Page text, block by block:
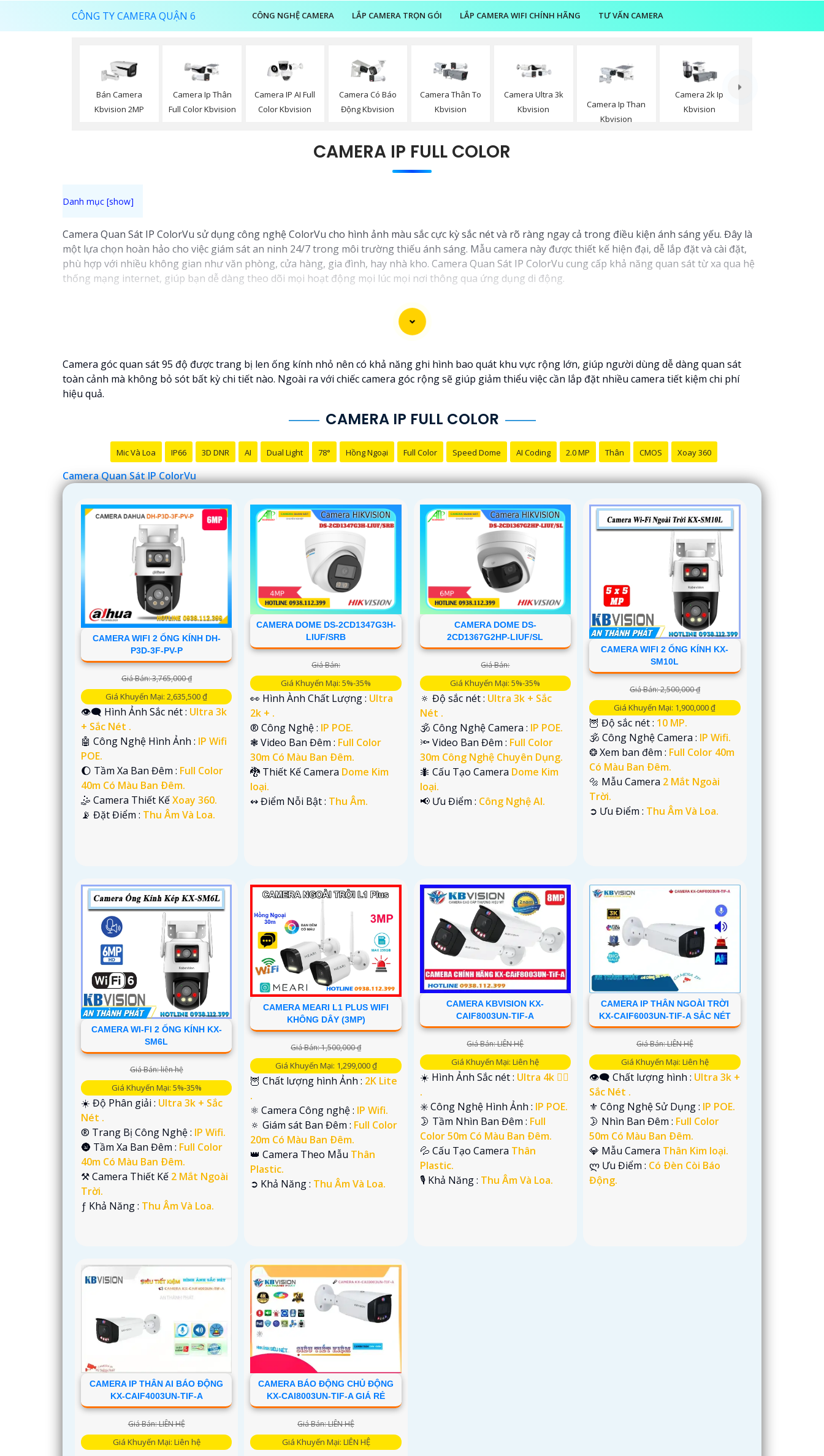
CÔNG TY CAMERA QUẬN 6 CÔNG NGHỆ CAMERA LẮP CAMERA TRỌN GÓI LẮP CAMERA WIFI CHÍNH HÃNG TƯ VẤN CAMERA
Bán Camera
Kbvision 2MP
Camera Ip Thân
Full Color Kbvision
Camera IP AI Full
Color Kbvision
Camera Có Báo
Động Kbvision
Camera Thân To
Kbvision
Camera Ultra 3k
Kbvision
Camera Ip Than
Kbvision
Camera 2k Ip
Kbvision
CAMERA IP FULL COLOR
Camera Quan Sát IP ColorVu sử dụng công nghệ ColorVu cho hình ảnh màu sắc cực kỳ sắc nét và rõ ràng ngay cả trong điều kiện ánh sáng yếu. Đây là
một lựa chọn hoàn hảo cho việc giám sát an ninh 24/7 trong môi trường thiếu ánh sáng. Mẫu camera này được thiết kế hiện đại, dễ lắp đặt và cài đặt,
phù hợp với nhiều không gian như văn phòng, cửa hàng, gia đình, hay nhà kho. Camera Quan Sát IP ColorVu cung cấp khả năng quan sát từ xa qua hệ
thống mạng internet, giúp bạn dễ dàng theo dõi mọi hoạt động mọi lúc mọi nơi thông qua ứng dụng di động.
Camera góc quan sát 95 độ được trang bị len ống kính nhỏ nên có khả năng ghi hình bao quát khu vực rộng lớn, giúp người dùng dễ dàng quan sát
toàn cảnh mà không bỏ sót bất kỳ chi tiết nào. Ngoài ra với chiếc camera góc rộng sẽ giúp giảm thiểu việc cần lắp đặt nhiều camera tiết kiệm chi phí
hiệu quả.
CAMERA IP FULL COLOR
Mic Và Loa IP66 3D DNR AI Dual Light 78° Hồng Ngoại Full Color Speed Dome AI Coding 2.0 MP Thân CMOS Xoay 360
Camera Quan Sát IP ColorVu
CAMERA WIFI 2 ỐNG KÍNH DH-
P3D-3F-PV-P
Giá Bán: 3,765,000 ₫
Giá Khuyến Mại: 2,635,500 ₫
👁️‍🗨 Hình Ảnh Sắc nét : Ultra 3k
+ Sắc Nét .
🤖️ Công Nghệ Hình Ảnh : IP Wifi
POE.
🌔 Tầm Xa Ban Đêm : Full Color
40m Có Màu Ban Ðêm.
🤹 Camera Thiết KếXoay 360.
️📡 Đặt Điểm : Thu Âm Và Loa.
CAMERA DOME DS-2CD1347G3H-
LIUF/SRB
Giá Bán:
Giá Khuyến Mại: 5%-35%
👀 Hình Ành Chất Lượng : Ultra
2k + .
®️ Công Nghệ : IP POE.
❃ Video Ban Đêm : Full Color
30m Có Màu Ban Ðêm.
🐉️ Thiết Kế Camera Dome Kim
loại.
️↭ Điểm Nỗi Bật : Thu Âm.
CAMERA DOME DS-
2CD1367G2HP-LIUF/SL
Giá Bán:
Giá Khuyến Mại: 5%-35%
🔅 Độ sắc nét : Ultra 3k + Sắc
Nét .
🕉️ Công Nghệ Camera : IP POE.
🔦 Video Ban Đêm : Full Color
30m Công Nghệ Chuyên Dụng.
🐜 Cấu Tạo Camera Dome Kim
loại.
️📢 Ưu Điểm : Công Nghệ AI.
CAMERA WIFI 2 ỐNG KÍNH KX-
SM10L
Giá Bán: 2,500,000 ₫
Giá Khuyến Mại: 1,900,000 ₫
🦉 Độ sắc nét : 10 MP.
🕉️ Công Nghệ Camera : IP Wifi.
❂ Xem ban đêm : Full Color 40m
Có Màu Ban Ðêm.
🔩 Mẫu Camera 2 Mắt Ngoài
Trời.
️➲ Ưu Điểm : Thu Âm Và Loa.
CAMERA WI-FI 2 ỐNG KÍNH KX-
SM6L
Giá Bán: liên hệ
Giá Khuyến Mại: 5%-35%
☀️ Độ Phân giải : Ultra 3k + Sắc
Nét .
®️ Trang Bị Công Nghệ : IP Wifi.
🌚 Tầm Xa Ban Đêm : Full Color
40m Có Màu Ban Ðêm.
⚒ Camera Thiết Kế 2 Mắt Ngoài
Trời.
️ƒ Khả Năng : Thu Âm Và Loa.
CAMERA MEARI L1 PLUS WIFI
KHÔNG DÂY (3MP)
Giá Bán: 1,500,000 ₫
Giá Khuyến Mại: 1,299,000 ₫
🦉 Chất lượng hình Ảnh : 2K Lite
.
⚛️ Camera Công nghệ : IP Wifi.
🔅 Giám sát Ban Đêm : Full Color
20m Có Màu Ban Ðêm.
👑 Camera Theo Mẫu Thân
Plastic.
️➲ Khả Năng : Thu Âm Và Loa.
CAMERA KBVISION KX-
CAIF8003UN-TIF-A
Giá Bán: LIÊN HỆ
Giá Khuyến Mại: Liên hệ
☀️ Hình Ảnh Sắc nét : Ultra 4k 👍🏾
.
✳️ Công Nghệ Hình Ảnh : IP POE.
🌛 Tầm Nhìn Ban Đêm : Full
Color 50m Có Màu Ban Ðêm.
💦 Cấu Tạo Camera Thân
Plastic.
️🎙 Khả Năng : Thu Âm Và Loa.
CAMERA IP THÂN NGOÀI TRỜI
KX-CAIF6003UN-TIF-A SẮC NÉT
Giá Bán: LIÊN HỆ
Giá Khuyến Mại: Liên hệ
👁️‍🗨 Chất lượng hình : Ultra 3k +
Sắc Nét .
⚜️ Công Nghệ Sử Dụng : IP POE.
🌛 Nhìn Ban Đêm : Full Color
50m Có Màu Ban Ðêm.
💎 Mẫu Camera Thân Kim loại.
️ლ Ưu Điểm : Có Ðèn Còi Báo
Động.
CAMERA IP THÂN AI BÁO ĐỘNG
KX-CAIF4003UN-TIF-A
Giá Bán: LIÊN HỆ
Giá Khuyến Mại: Liên hệ
CAMERA BÁO ĐỘNG CHỦ ĐỘNG
KX-CAI8003UN-TIF-A GIÁ RẺ
Giá Bán: LIÊN HỆ
Giá Khuyến Mại: LIÊN HỆ